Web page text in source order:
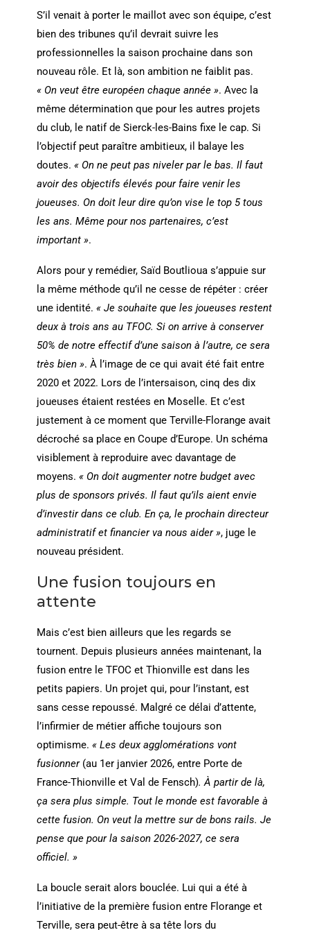
S’il venait à porter le maillot avec son équipe, c’est
bien des tribunes qu’il devrait suivre les
professionnelles la saison prochaine dans son
nouveau rôle. Et là, son ambition ne faiblit pas.
« On veut être européen chaque année ». Avec la
même détermination que pour les autres projets
du club, le natif de Sierck-les-Bains fixe le cap. Si
l’objectif peut paraître ambitieux, il balaye les
doutes. « On ne peut pas niveler par le bas. Il faut
avoir des objectifs élevés pour faire venir les
joueuses. On doit leur dire qu’on vise le top 5 tous
les ans. Même pour nos partenaires, c’est
important ».
Alors pour y remédier, Saïd Boutlioua s’appuie sur
la même méthode qu’il ne cesse de répéter : créer
une identité. « Je souhaite que les joueuses restent
deux à trois ans au TFOC. Si on arrive à conserver
50% de notre effectif d’une saison à l’autre, ce sera
très bien ». À l’image de ce qui avait été fait entre
2020 et 2022. Lors de l’intersaison, cinq des dix
joueuses étaient restées en Moselle. Et c’est
justement à ce moment que Terville-Florange avait
décroché sa place en Coupe d’Europe. Un schéma
visiblement à reproduire avec davantage de
moyens. « On doit augmenter notre budget avec
plus de sponsors privés. Il faut qu’ils aient envie
d’investir dans ce club. En ça, le prochain directeur
administratif et financier va nous aider », juge le
nouveau président.
Une fusion toujours en
attente
Mais c’est bien ailleurs que les regards se
tournent. Depuis plusieurs années maintenant, la
fusion entre le TFOC et Thionville est dans les
petits papiers. Un projet qui, pour l’instant, est
sans cesse repoussé. Malgré ce délai d’attente,
l’infirmier de métier affiche toujours son
optimisme. « Les deux agglomérations vont
fusionner (au 1er janvier 2026, entre Porte de
France-Thionville et Val de Fensch). À partir de là,
ça sera plus simple. Tout le monde est favorable à
cette fusion. On veut la mettre sur de bons rails. Je
pense que pour la saison 2026-2027, ce sera
officiel. »
La boucle serait alors bouclée. Lui qui a été à
l’initiative de la première fusion entre Florange et
Terville, sera peut-être à sa tête lors du